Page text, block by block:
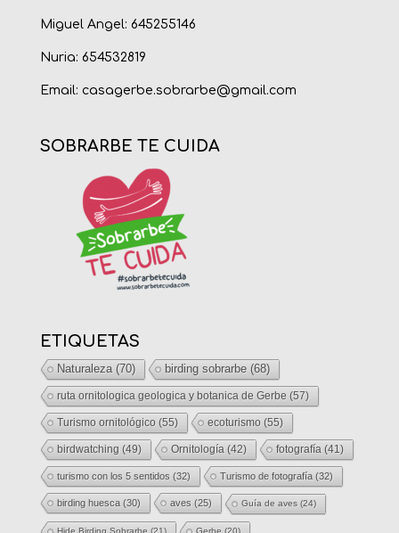
Miguel Angel: 645255146
Nuria: 654532819
Email: casagerbe.sobrarbe@gmail.com
SOBRARBE TE CUIDA
ETIQUETAS
Naturaleza(70) birding sobrarbe(68)
ruta ornitologica geologica y botanica de Gerbe (57)
Turismo ornitológico (55) ecoturismo (55)
birdwatching (49) Ornitología (42) fotografía (41)
turismo con los 5 sentidos (32) Turismo de fotografía(32)
birding huesca(30) aves (25) Guía de aves(24)
Hide Birding Sobrarbe (21) Gerbe (20)